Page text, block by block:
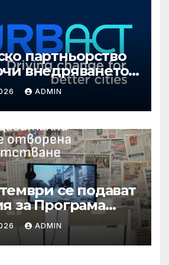
партньорство
внедряването
решения
ADMIN
се подават
за Програма
изкуства“ на
фонд
ADMIN